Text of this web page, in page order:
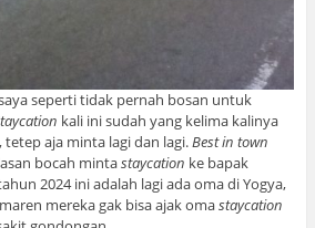
seperti tidak pernah bosan untuk
kali ini sudah yang kelima kalinya
tetep aja minta lagi dan lagi.Best in town
bocah mintastaycation ke bapak
2024 ini adalah lagi ada oma di Yogya,
mereka gak bisa ajak omastaycation